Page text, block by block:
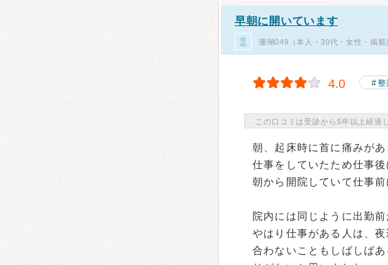
早朝に開いています
珊瑚049（本人・30代・女性・掲載
4.0 整
この口コミは受診から5年以上経過
朝、起床時に首に痛みが
仕事をしていたため仕事
朝から開院していて仕事
院内には同じように出勤
やはり仕事がある人は、
合わないこともしばしば